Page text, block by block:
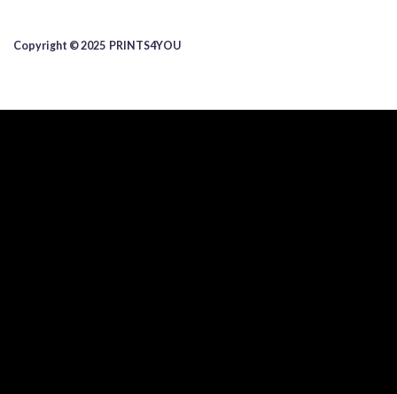
Copyright © 2025 ​PRINTS4YOU